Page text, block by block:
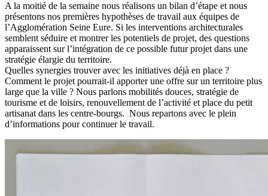
A la moitié de la semaine nous réalisons un bilan d’étape et nous
présentons nos premières hypothèses de travail aux équipes de
l’Agglomération Seine Eure. Si les interventions architecturales
semblent séduire et montrer les potentiels de projet, des questions
apparaissent sur l’intégration de ce possible futur projet dans une
stratégie élargie du territoire.
Quelles synergies trouver avec les initiatives déjà en place ?
Comment le projet pourrait-il apporter une offre sur un territoire plus
large que la ville ? Nous parlons mobilités douces, stratégie de
tourisme et de loisirs, renouvellement de l’activité et place du petit
artisanat dans les centre-bourgs. Nous repartons avec le plein
d’informations pour continuer le travail.